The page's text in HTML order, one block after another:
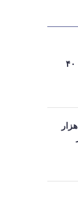
تصادفات فوتی عابران پیاده با ۴۰
اعمال قانون پلیس برای ۳۲۵ هزار